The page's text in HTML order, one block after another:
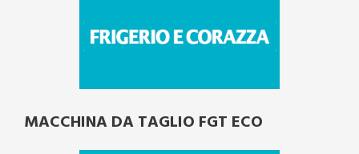
MACCHINA DA TAGLIO FGT ECO